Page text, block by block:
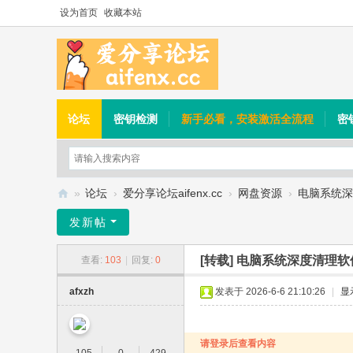
设为首页 收藏本站
论坛 密钥检测 新手必看，安装激活全流程 密
分
坛
» 论坛 › 爱分享论坛aifenx.cc › 网盘资源 › 电脑系统
发新帖
查看: 103 回复: 0 [转载] 电脑系统深度清理
afxzh 发表于 2026-6-6 21:10:26 显
请登录后查看内容